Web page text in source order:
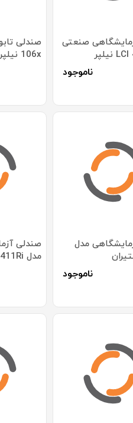
صنعتی
ناموجود
106x نیلپر
مدل
ناموجود
صندلی
مدل LCI 411Ri نیلپر